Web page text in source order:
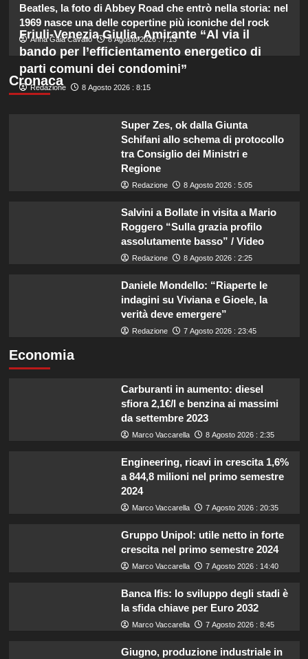
Il midi dress azzurro di Harriet
Phillips: l’eleganza estiva che non
dimenticherò mai.
faccio fatica a ritrovare me stesso”
Beatles, la foto di Abbey Road che entrò nella storia: nel
1969 nasce una delle copertine più iconiche del rock
Anna Gaia Cavallo 8 Agosto 2026 : 7:13
Cronaca
Friuli-Venezia Giulia, Amirante “Al via il
bando per l’efficientamento energetico di
parti comuni dei condomini”
Redazione 8 Agosto 2026 : 8:15
Super Zes, ok dalla Giunta
Schifani allo schema di protocollo
tra Consiglio dei Ministri e
Regione
Redazione 8 Agosto 2026 : 5:05
Salvini a Bollate in visita a Mario
Roggero “Sulla grazia profilo
assolutamente basso” / Video
Redazione 8 Agosto 2026 : 2:25
Daniele Mondello: “Riaperte le
indagini su Viviana e Gioele, la
verità deve emergere”
Redazione 7 Agosto 2026 : 23:45
Economia
Carburanti in aumento: diesel
sfiora 2,1€/l e benzina ai massimi
da settembre 2023
Marco Vaccarella 8 Agosto 2026 : 2:35
Engineering, ricavi in crescita 1,6%
a 844,8 milioni nel primo semestre
2024
Marco Vaccarella 7 Agosto 2026 : 20:35
Gruppo Unipol: utile netto in forte
crescita nel primo semestre 2024
Marco Vaccarella 7 Agosto 2026 : 14:40
Banca Ifis: lo sviluppo degli stadi è
la sfida chiave per Euro 2032
Marco Vaccarella 7 Agosto 2026 : 8:45
Giugno, produzione industriale in